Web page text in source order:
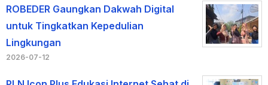
ROBEDER Gaungkan Dakwah Digital
untuk Tingkatkan Kepedulian
Lingkungan
2026-07-12